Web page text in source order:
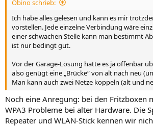
Obino schrieb:
Ich habe alles gelesen und kann es mir
vorstellen. Jede einzelne Verbindung wäre
einer schwachen Stelle kann man bestimmt
ist nur bedingt gut.
Vor der Garage-Lösung hatte es ja offenbar
also genügt eine „Brücke“ von alt nach neu
Man kann auch zwei Netze koppeln (alt und
Noch eine Anregung: bei den Fritzboxen
WPA3 Probleme bei alter Hardware. Die
Repeater und WLAN-Stick kennen wir